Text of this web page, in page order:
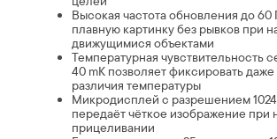
Высокая частота обновления до
плавную картинку без рывков при
движущимися объектами
Температурная чувствительность
40 mK позволяет фиксировать
различия температуры
Микродисплей с разрешением
передаёт чёткое изображение при
прицеливании